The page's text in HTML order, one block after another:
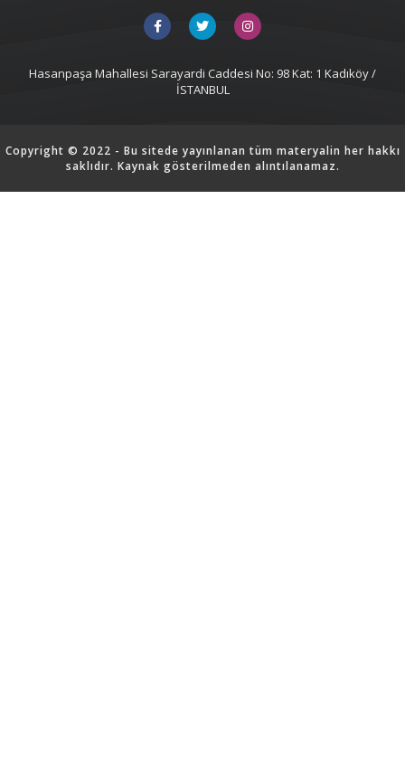
Hasanpaşa Mahallesi Sarayardi Caddesi No: 98 Kat: 1 Kadıköy /
İSTANBUL
Copyright © 2022 - Bu sitede yayınlanan tüm materyalin her hakkı
saklıdır. Kaynak gösterilmeden alıntılanamaz.